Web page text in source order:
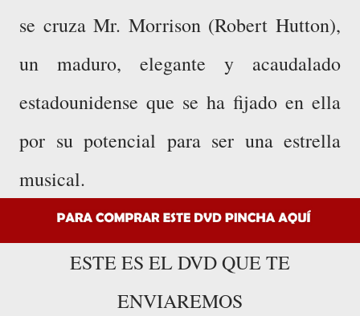
se cruza Mr. Morrison (Robert Hutton),
un maduro, elegante y acaudalado
estadounidense que se ha fijado en ella
por su potencial para ser una estrella
musical.
ESTE ES EL DVD QUE TE
ENVIAREMOS